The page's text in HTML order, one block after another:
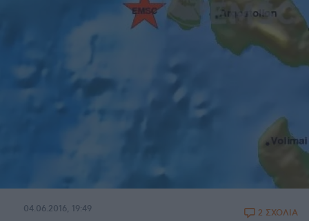
04.06.2016, 19:49 2 ΣΧΟΛΙΑ